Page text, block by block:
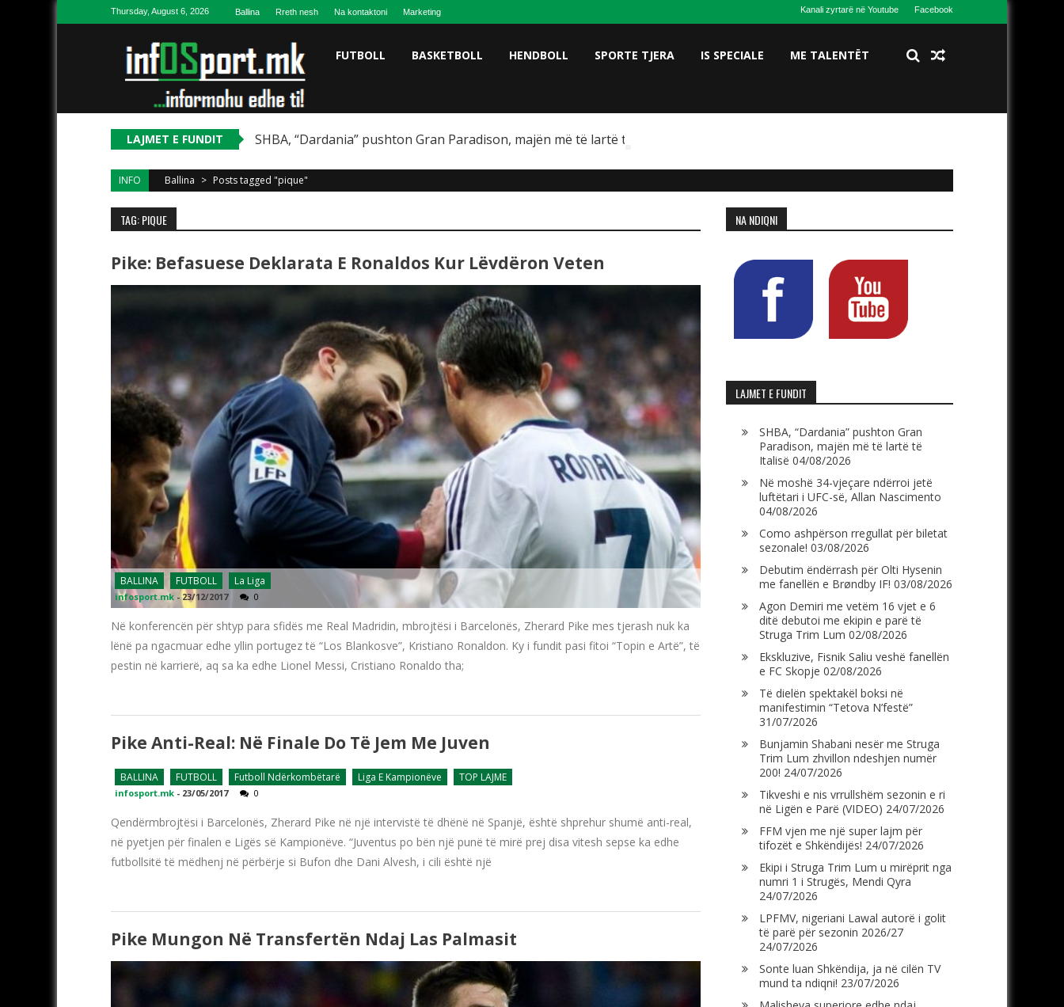
Skip to contentThursday, August 6, 2026 Ballina Rreth nesh Na kontaktoni Marketing Kanali zyrtarë në Youtube Facebook
FUTBOLL BASKETBOLL HENDBOLL SPORTE TJERA IS SPECIALE ME TALENTËT
LAJMET E FUNDIT SHBA, “Dardania” pushton Gran Paradison, majën më të lartë të Italisë
INFO Ballina > Posts tagged "pique"
TAG: PIQUE
Pike: Befasuese Deklarata E Ronaldos Kur Lëvdëron Veten
BALLINA FUTBOLL La Liga
infosport.mk - 23/12/2017 0
Në konferencën për shtyp para sfidës me Real Madridin, mbrojtësi i Barcelonës, Zherard Pike mes tjerash nuk ka
lënë pa ngacmuar edhe yllin portugez të “Los Blankosve”, Kristiano Ronaldon. Ky i fundit pasi fitoi “Topin e Artë”, të
pestin në karrierë, aq sa ka edhe Lionel Messi, Cristiano Ronaldo tha;
Pike Anti-Real: Në Finale Do Të Jem Me Juven
BALLINA FUTBOLL Futboll Ndërkombëtarë Liga E Kampionëve TOP LAJME
infosport.mk - 23/05/2017 0
Qendërmbrojtësi i Barcelonës, Zherard Pike në një intervistë të dhënë në Spanjë, është shprehur shumë anti-real,
në pyetjen për finalen e Ligës së Kampionëve. “Juventus po bën një punë të mirë prej disa vitesh sepse ka edhe
futbollsitë të mëdhenj në përbërje si Bufon dhe Dani Alvesh, i cili është një
Pike Mungon Në Transfertën Ndaj Las Palmasit
NA NDIQNI
LAJMET E FUNDIT
SHBA, “Dardania” pushton Gran
Paradison, majën më të lartë të
Italisë 04/08/2026
Në moshë 34-vjeçare ndërroi jetë
luftëtari i UFC-së, Allan Nascimento
04/08/2026
Como ashpërson rregullat për biletat
sezonale! 03/08/2026
Debutim ëndërrash për Olti Hysenin
me fanellën e Brøndby IF! 03/08/2026
Agon Demiri me vetëm 16 vjet e 6
ditë debutoi me ekipin e parë të
Struga Trim Lum 02/08/2026
Ekskluzive, Fisnik Saliu veshë fanellën
e FC Skopje 02/08/2026
Të dielën spektakël boksi në
manifestimin “Tetova N’festë”
31/07/2026
Bunjamin Shabani nesër me Struga
Trim Lum zhvillon ndeshjen numër
200! 24/07/2026
Tikveshi e nis vrrullshëm sezonin e ri
në Ligën e Parë (VIDEO) 24/07/2026
FFM vjen me një super lajm për
tifozët e Shkëndijës! 24/07/2026
Ekipi i Struga Trim Lum u mirëprit nga
numri 1 i Strugës, Mendi Qyra
24/07/2026
LPFMV, nigeriani Lawal autorë i golit
të parë për sezonin 2026/27
24/07/2026
Sonte luan Shkëndija, ja në cilën TV
mund ta ndiqni! 23/07/2026